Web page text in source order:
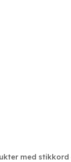
med stikkord